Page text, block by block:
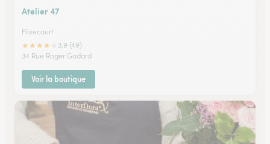
Atelier 47
Flixecourt
★★★★
3.9 (49)
34 Rue Roger Godard
Voir la boutique